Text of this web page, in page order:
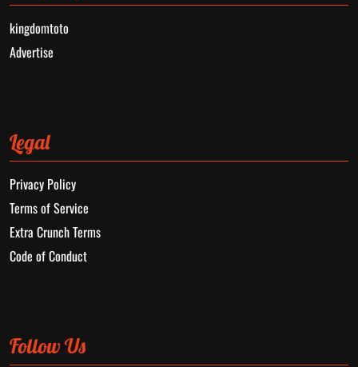
kingdomtoto
Advertise
Legal
Privacy Policy
Terms of Service
Extra Crunch Terms
Code of Conduct
Follow Us